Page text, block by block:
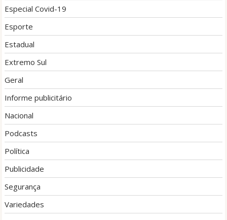
Especial Covid-19
Esporte
Estadual
Extremo Sul
Geral
Informe publicitário
Nacional
Podcasts
Política
Publicidade
Segurança
Variedades